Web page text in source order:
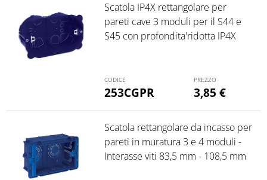
253CGPR
Scatola IP4X rettangolare per
pareti cave 3 moduli per il S44 e
S45 con profondita'ridotta IP4X
3,85 €
Scatola rettangolare da incasso per
pareti in muratura 3 e 4 moduli -
Interasse viti 83,5 mm - 108,5 mm